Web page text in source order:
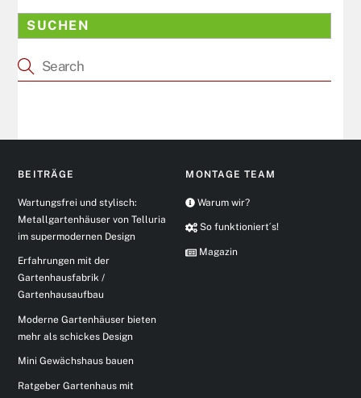
SUCHEN
BEITRÄGE
Wartungsfrei und stylisch:
Metallgartenhäuser von Telluria
im supermodernen Design
Erfahrungen mit der
Gartenhausfabrik /
Gartenhausaufbau
Moderne Gartenhäuser bieten
mehr als schickes Design
Mini Gewächshaus bauen
Ratgeber Gartenhaus mit
MONTAGE TEAM
Warum wir?
So funktioniert´s!
Magazin